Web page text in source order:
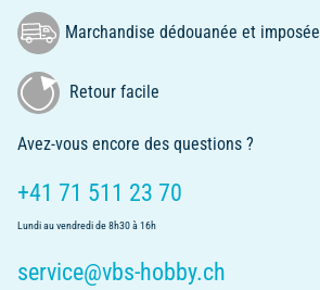
Marchandise dédouanée et imposée
Retour facile
Avez-vous encore des questions ?
+41 71 511 23 70
Lundi au vendredi de 8h30 à 16h
service@vbs-hobby.ch